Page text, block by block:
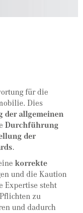
für die
Dies
der allgemeinen
Durchführung
der
.
korrekte
und die Kaution
Expertise steht
zu
und dadurch